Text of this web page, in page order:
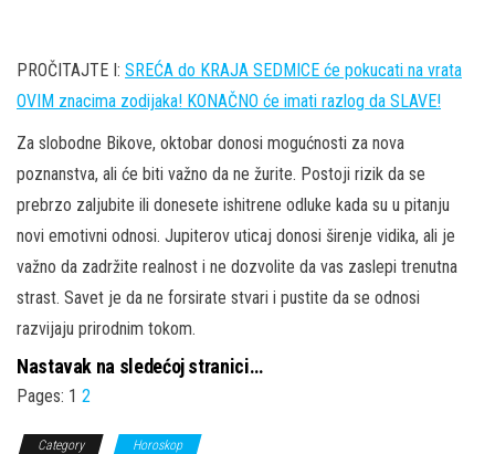
PROČITAJTE I: SREĆA do KRAJA SEDMICE će pokucati na vrata
OVIM znacima zodijaka! KONAČNO će imati razlog da SLAVE!
Za slobodne Bikove, oktobar donosi mogućnosti za nova
poznanstva, ali će biti važno da ne žurite. Postoji rizik da se
prebrzo zaljubite ili donesete ishitrene odluke kada su u pitanju
novi emotivni odnosi. Jupiterov uticaj donosi širenje vidika, ali je
važno da zadržite realnost i ne dozvolite da vas zaslepi trenutna
strast. Savet je da ne forsirate stvari i pustite da se odnosi
razvijaju prirodnim tokom.
Nastavak na sledećoj stranici…
Pages: 1 2
Category Horoskop